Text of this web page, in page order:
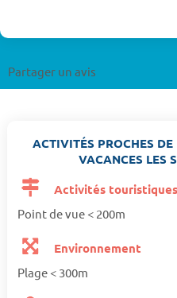
Partager un avis
ACTIVITÉS PROCHES
VACANCES LES
Activités touristiques
Point de vue < 200m
Environnement
Plage < 300m